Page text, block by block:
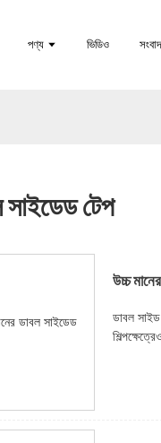
পণ্য ভিডিও সংবাদ
সাইডেড টেপ
উচ্চ
ডাবল সাইড